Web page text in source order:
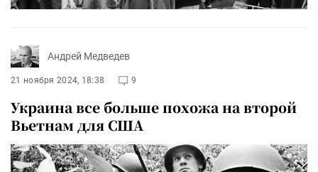
Андрей Медведев
21 ноября 2024, 18:38 9
Украина все больше похожа на второй
Вьетнам для США